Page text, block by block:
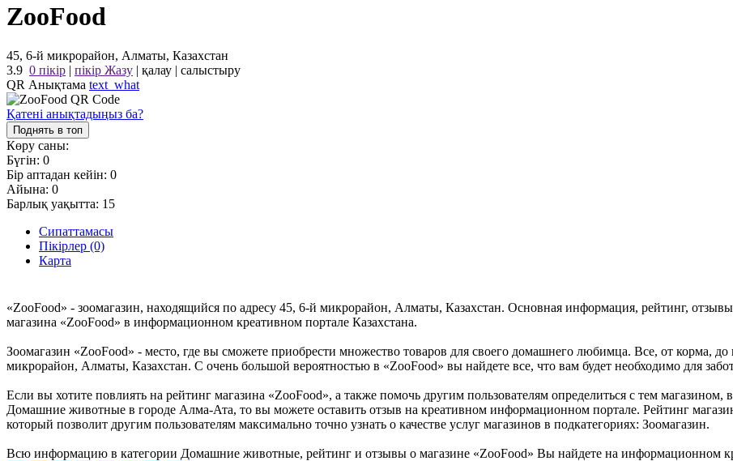
ZooFood
45, 6-й микрорайон, Алматы, Казахстан
3.9 0 пікір | пікір Жазу | қалау | салыстыру
QR Анықтама text_what
Қатені анықтадыңыз ба?
Поднять в топ
Көру саны:
Бүгін: 0
Бір аптадан кейін: 0
Айына: 0
Барлық уақытта: 15
Сипаттамасы
Пікірлер (0)
Карта
«ZooFood» - зоомагазин, находящийся по адресу 45, 6-й микрорайон, Алматы, Казахстан. Основная информация, рейтинг,
магазина «ZooFood» в информационном креативном портале Казахстана.
Зоомагазин «ZooFood» - место, где вы сможете приобрести множество товаров для своего домашнего любимца. Все, от корма,
микрорайон, Алматы, Казахстан. С очень большой вероятностью в «ZooFood» вы найдете все, что вам будет необходимо для
Если вы хотите повлиять на рейтинг магазина «ZooFood», а также помочь другим пользователям определиться с тем магазином,
Домашние животные в городе Алма-Ата, то вы можете оставить отзыв на креативном информационном портале. Рейтинг
который позволит другим пользователям максимально точно узнать о качестве услуг магазинов в подкатегориях: Зоомагазин.
Всю информацию в категории Домашние животные, рейтинг и отзывы о магазине «ZooFood» Вы найдете на информационном